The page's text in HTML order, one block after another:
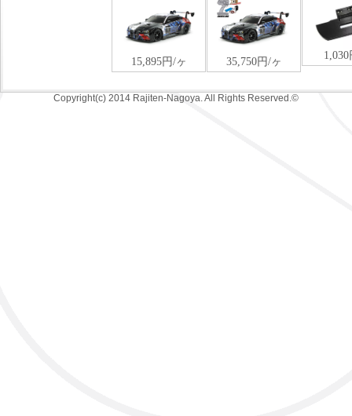
Copyright(c) 2014 Rajiten-Nagoya. All Rights Reserved.©